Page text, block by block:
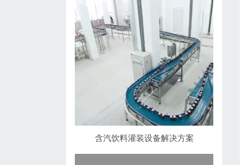
含汽饮料灌装设备解决方案